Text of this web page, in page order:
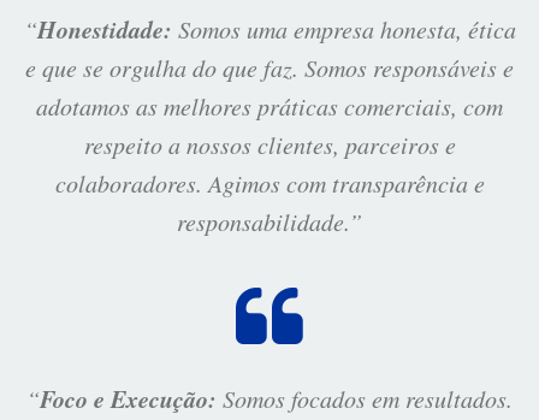
“Honestidade: Somos uma empresa honesta, ética
e que se orgulha do que faz. Somos responsáveis e
adotamos as melhores práticas comerciais, com
respeito a nossos clientes, parceiros e
colaboradores. Agimos com transparência e
responsabilidade.”
“Foco e Execução: Somos focados em resultados.